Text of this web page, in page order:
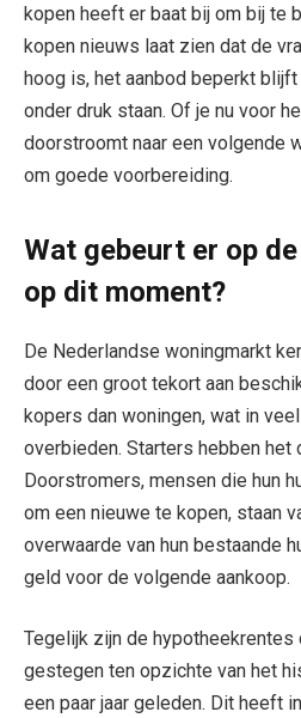
kopen heeft er baat bij om bij te
kopen nieuws laat zien dat de
hoog is, het aanbod beperkt blijft
onder druk staan. Of je nu voor
doorstroomt naar een volgende
om goede voorbereiding.
Wat gebeurt er op
op dit moment?
De Nederlandse woningmarkt
door een groot tekort aan
kopers dan woningen, wat in
overbieden. Starters hebben het
Doorstromers, mensen die hun
om een nieuwe te kopen, staan
overwaarde van hun bestaande
geld voor de volgende aankoop.
Tegelijk zijn de hypotheekrentes
gestegen ten opzichte van het
een paar jaar geleden. Dit heeft